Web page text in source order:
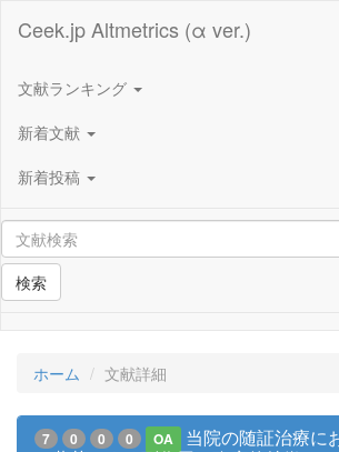
Ceek.jp Altmetrics (α ver.)
文献ランキング
新着文献
新着投稿
検索
ホーム 文献詳細
7 0 0 0 OA
当院の随証治療に